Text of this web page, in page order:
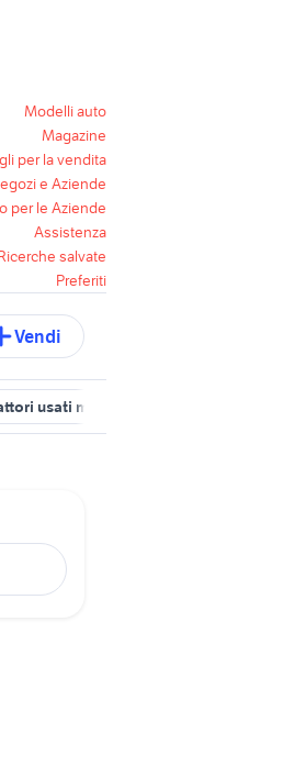
Modelli auto
Magazine
per la vendita
e Aziende
per le Aziende
Assistenza
salvate
Preferiti
Vendi
usati messina